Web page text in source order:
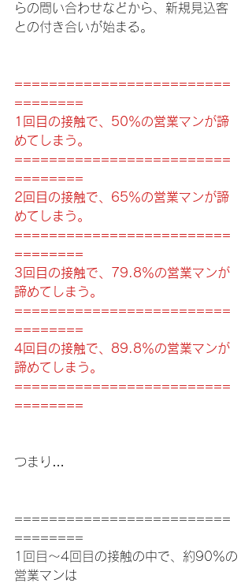
らの問い合わせなどから、新規見込客
との付き合いが始まる。
=========================
========
1回目の接触で、50％の営業マンが諦
めてしまう。
=========================
========
2回目の接触で、65％の営業マンが諦
めてしまう。
=========================
========
3回目の接触で、79.8％の営業マンが
諦めてしまう。
=========================
========
4回目の接触で、89.8％の営業マンが
諦めてしまう。
=========================
========
つまり…
=========================
========
1回目～4回目の接触の中で、約90％の
営業マンは